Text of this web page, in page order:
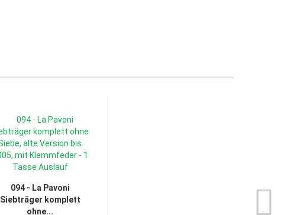
094 - La Pavoni
Siebträger komplett
ohne...